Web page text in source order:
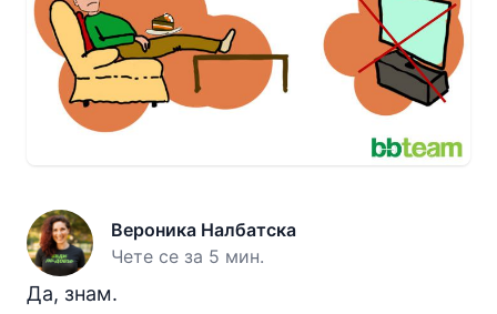
Вероника Налбатска
Чете се за 5 мин.
Да, знам.